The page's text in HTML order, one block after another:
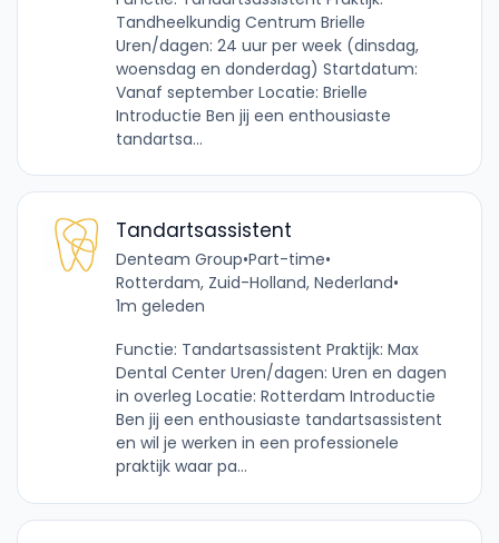
Tandheelkundig Centrum Brielle
Uren/dagen: 24 uur per week (dinsdag,
woensdag en donderdag) Startdatum:
Vanaf september Locatie: Brielle
Introductie Ben jij een enthousiaste
tandartsa...
Tandartsassistent
Denteam Group•Part-time•
Rotterdam, Zuid-Holland, Nederland•
1m geleden
Functie: Tandartsassistent Praktijk: Max
Dental Center Uren/dagen: Uren en dagen
in overleg Locatie: Rotterdam Introductie
Ben jij een enthousiaste tandartsassistent
en wil je werken in een professionele
praktijk waar pa...